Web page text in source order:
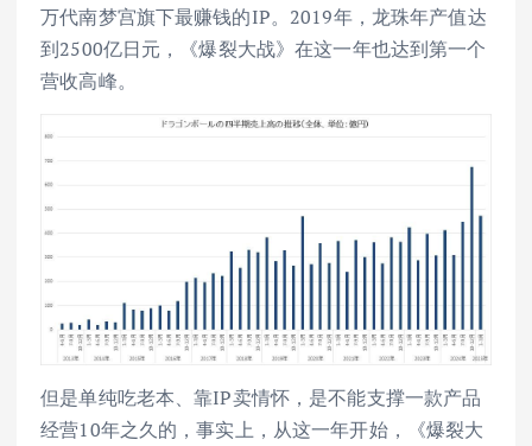
万代南梦宫旗下最赚钱的IP。2019年，龙珠年产值达
到2500亿日元，《爆裂大战》在这一年也达到第一个
营收高峰。
但是单纯吃老本、靠IP卖情怀，是不能支撑一款产品
经营10年之久的，事实上，从这一年开始，《爆裂大